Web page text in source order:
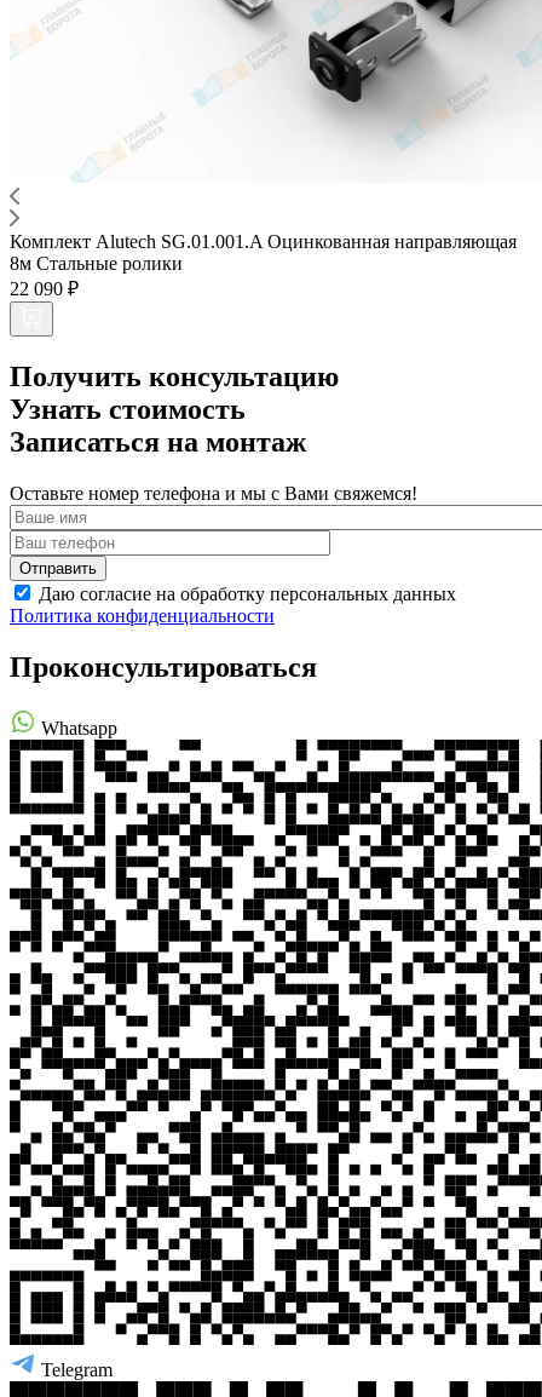
Комплект Alutech SG.01.001.A Оцинкованная направляющая
8м Стальные ролики
22 090 ₽
Получить консультацию
Узнать стоимость
Записаться на монтаж
Оставьте номер телефона и мы с Вами свяжемся!
Даю согласие на обработку персональных данных
Политика конфиденциальности
Проконсультироваться
Whatsapp
Telegram